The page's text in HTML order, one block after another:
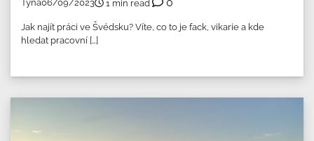
Tyna06/09/2023 1 min read
Jak najít práci ve Švédsku? Víte, co to je fack, vikarie a kde
hledat pracovní […]